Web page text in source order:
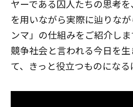
ヤーである囚人たちの思考
を用いながら実際に辿りな
ンマ」の仕組みをご紹介しま
競争社会と言われる今日を
て、きっと役立つものになる